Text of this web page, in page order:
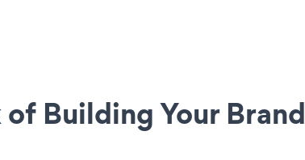
Building Your Brand